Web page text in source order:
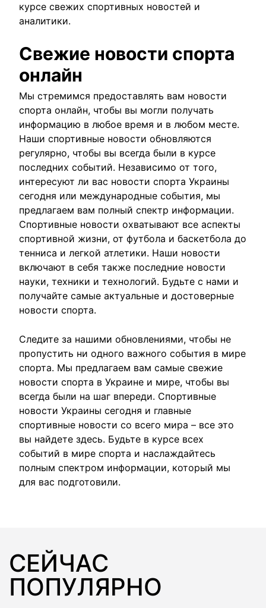
курсе свежих спортивных новостей и
аналитики.
Свежие новости спорта
онлайн
Мы стремимся предоставлять вам новости
спорта онлайн, чтобы вы могли получать
информацию в любое время и в любом месте.
Наши спортивные новости обновляются
регулярно, чтобы вы всегда были в курсе
последних событий. Независимо от того,
интересуют ли вас новости спорта Украины
сегодня или международные события, мы
предлагаем вам полный спектр информации.
Спортивные новости охватывают все аспекты
спортивной жизни, от футбола и баскетбола до
тенниса и легкой атлетики. Наши новости
включают в себя также последние новости
науки, техники и технологий. Будьте с нами и
получайте самые актуальные и достоверные
новости спорта.
Следите за нашими обновлениями, чтобы не
пропустить ни одного важного события в мире
спорта. Мы предлагаем вам самые свежие
новости спорта в Украине и мире, чтобы вы
всегда были на шаг впереди. Спортивные
новости Украины сегодня и главные
спортивные новости со всего мира – все это
вы найдете здесь. Будьте в курсе всех
событий в мире спорта и наслаждайтесь
полным спектром информации, который мы
для вас подготовили.
СЕЙЧАС
ПОПУЛЯРНО